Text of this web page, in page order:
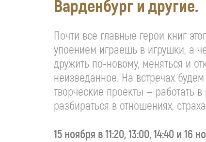
Варденбург и другие.
Почти все главные герои книг
упоением играешь в игрушки, а
дружить по-новому, меняться и
неизведанное. На встречах
творческие проекты — работать
разбираться в отношениях,
15 ноября в 11:20, 13:00, 14:40 и 16